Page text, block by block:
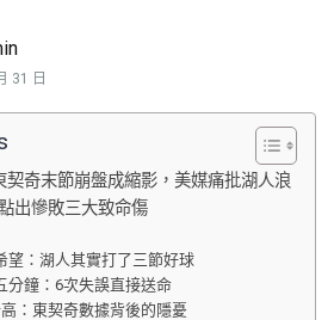
31 日
奇末節崩盤成縮影，美媒痛批湖人浪
出慘敗三大致命傷
望：湖人其實打了三節好球
分鐘：6次失誤直接送命
：東契奇數據背後的隱憂